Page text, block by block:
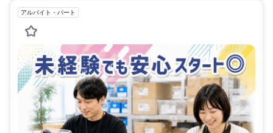
アルバイト・パート